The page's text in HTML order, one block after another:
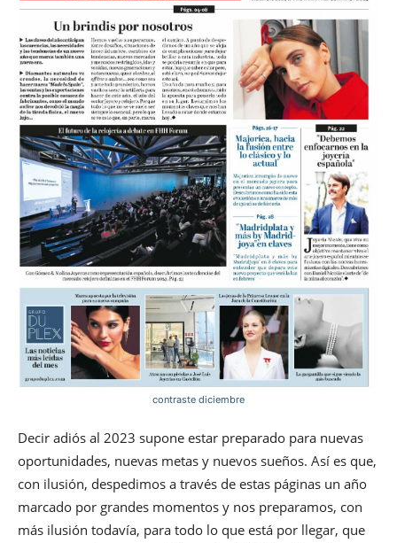
contraste diciembre
Decir adiós al 2023 supone estar preparado para nuevas
oportunidades, nuevas metas y nuevos sueños. Así es que,
con ilusión, despedimos a través de estas páginas un año
marcado por grandes momentos y nos preparamos, con
más ilusión todavía, para todo lo que está por llegar, que